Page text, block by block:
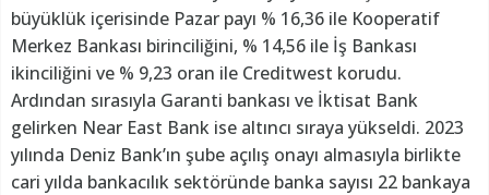
büyüklük içerisinde Pazar payı % 16,36 ile Kooperatif
Merkez Bankası birinciliğini, % 14,56 ile İş Bankası
ikinciliğini ve % 9,23 oran ile Creditwest korudu.
Ardından sırasıyla Garanti bankası ve İktisat Bank
gelirken Near East Bank ise altıncı sıraya yükseldi. 2023
yılında Deniz Bank’ın şube açılış onayı almasıyla birlikte
cari yılda bankacılık sektöründe banka sayısı 22 bankaya